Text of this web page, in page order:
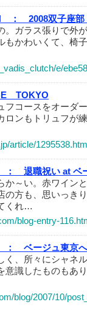
：
2008双子座
。ガラス張りで外
もかわいくて、椅
e/
TOKYO
フコースをオー
ンもトリュフが
article/
退職祝い at ベ
か～い。赤ワイン
の方も、思いっき
くれ…
blog-entry-
ベージュ東京へ
く、所々にシャネ
意識したものもあ
blog/2007/10/